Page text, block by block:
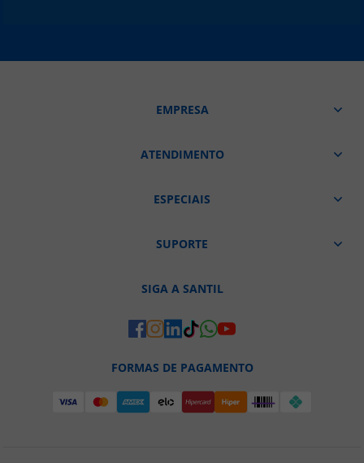
EMPRESA
ATENDIMENTO
ESPECIAIS
SUPORTE
SIGA A SANTIL
FORMAS DE PAGAMENTO